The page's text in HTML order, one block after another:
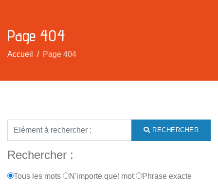
Page 404
Accueil Page 404
RECHERCHER
Rechercher :
Tous les mots N'importe quel mot Phrase exacte